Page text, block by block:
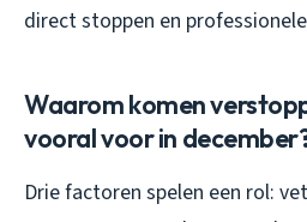
direct stoppen en
Waarom komen
vooral voor in
Drie factoren spelen een rol: